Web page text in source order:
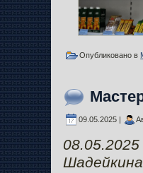
Опубликовано в
09.05.2025 |